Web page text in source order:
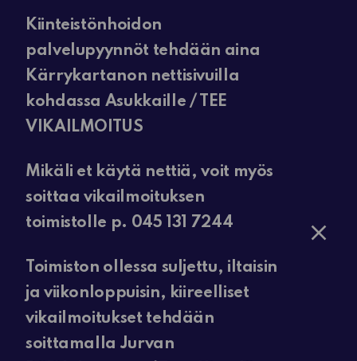
Kiinteistönhoidon
palvelupyynnöt tehdään aina
Kärrykartanon nettisivuilla
kohdassa Asukkaille / TEE
VIKAILMOITUS
Mikäli et käytä nettiä, voit myös
soittaa vikailmoituksen
toimistolle p. 045 131 7244
Toimiston ollessa suljettu, iltaisin
ja viikonloppuisin, kiireelliset
vikailmoitukset tehdään
soittamalla Jurvan